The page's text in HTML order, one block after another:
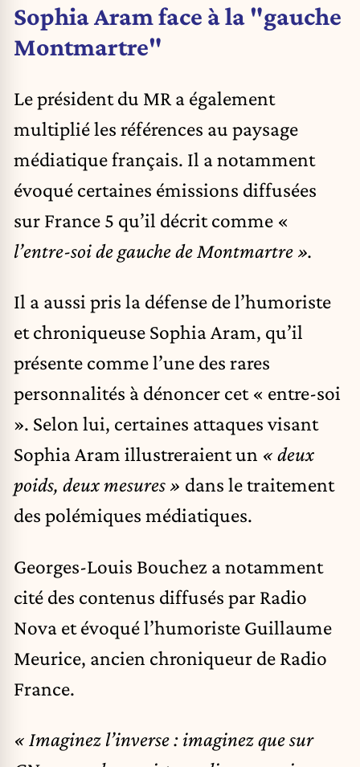
Sophia Aram face à la "gauche
Montmartre"
Le président du MR a également
multiplié les références au paysage
médiatique français. Il a notamment
évoqué certaines émissions diffusées
sur France 5 qu’il décrit comme «
l’entre-soi de gauche de Montmartre ».
Il a aussi pris la défense de l’humoriste
et chroniqueuse Sophia Aram, qu’il
présente comme l’une des rares
personnalités à dénoncer cet « entre-soi
». Selon lui, certaines attaques visant
Sophia Aram illustreraient un « deux
poids, deux mesures » dans le traitement
des polémiques médiatiques.
Georges-Louis Bouchez a notamment
cité des contenus diffusés par Radio
Nova et évoqué l’humoriste Guillaume
Meurice, ancien chroniqueur de Radio
France.
« Imaginez l’inverse : imaginez que sur